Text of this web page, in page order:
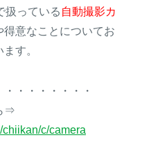
扱っている 自動撮影カ
意なことについてお
す。
・・・・・・・
⇒
c/camera